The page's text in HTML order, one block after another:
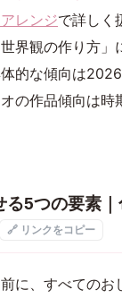
レンジで詳しく
界観の作り方」
的な傾向は
の作品傾向は時
る5つの要素
🔗 リンクをコピー
に、すべてのお